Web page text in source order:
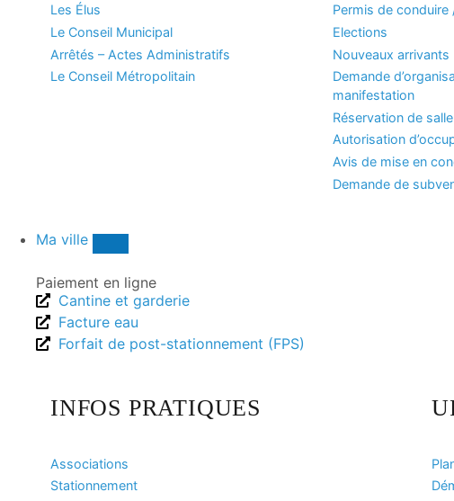
Les Élus
Le Conseil Municipal
Arrêtés – Actes Administratifs
Le Conseil Métropolitain
Permis de conduire
Elections
Nouveaux arrivants
Demande
manifestation
Réservation de salle
Autorisation
Avis de mise en
Demande de
Ma ville
Paiement en ligne
Cantine et garderie
Facture eau
Forfait de post-stationnement (FPS)
INFOS PRATIQUES
Associations
Stationnement